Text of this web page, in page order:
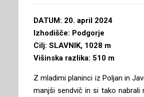
DATUM: 20. april 2024
Izhodišče: Podgorje
Cilj: SLAVNIK, 1028 m
Višinska razlika: 510 m
Z mladimi planinci iz Poljan in
manjši sendvič in si tako